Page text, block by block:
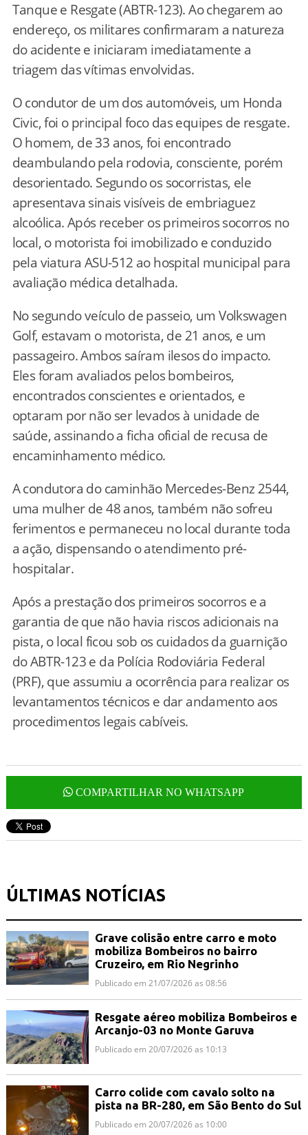
Tanque e Resgate (ABTR-123). Ao chegarem ao
endereço, os militares confirmaram a natureza
do acidente e iniciaram imediatamente a
triagem das vítimas envolvidas.
O condutor de um dos automóveis, um Honda
Civic, foi o principal foco das equipes de resgate.
O homem, de 33 anos, foi encontrado
deambulando pela rodovia, consciente, porém
desorientado. Segundo os socorristas, ele
apresentava sinais visíveis de embriaguez
alcoólica. Após receber os primeiros socorros no
local, o motorista foi imobilizado e conduzido
pela viatura ASU-512 ao hospital municipal para
avaliação médica detalhada.
No segundo veículo de passeio, um Volkswagen
Golf, estavam o motorista, de 21 anos, e um
passageiro. Ambos saíram ilesos do impacto.
Eles foram avaliados pelos bombeiros,
encontrados conscientes e orientados, e
optaram por não ser levados à unidade de
saúde, assinando a ficha oficial de recusa de
encaminhamento médico.
A condutora do caminhão Mercedes-Benz 2544,
uma mulher de 48 anos, também não sofreu
ferimentos e permaneceu no local durante toda
a ação, dispensando o atendimento pré-
hospitalar.
Após a prestação dos primeiros socorros e a
garantia de que não havia riscos adicionais na
pista, o local ficou sob os cuidados da guarnição
do ABTR-123 e da Polícia Rodoviária Federal
(PRF), que assumiu a ocorrência para realizar os
levantamentos técnicos e dar andamento aos
procedimentos legais cabíveis.
COMPARTILHAR NO WHATSAPP
ÚLTIMAS NOTÍCIAS
Grave colisão entre carro e moto
mobiliza Bombeiros no bairro
Cruzeiro, em Rio Negrinho
Publicado em 21/07/2026 as 08:56
Resgate aéreo mobiliza Bombeiros e
Arcanjo-03 no Monte Garuva
Publicado em 20/07/2026 as 10:13
Carro colide com cavalo solto na
pista na BR-280, em São Bento do Sul
Publicado em 20/07/2026 as 10:00